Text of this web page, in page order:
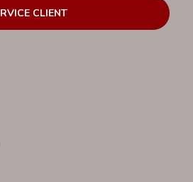
CLIENT